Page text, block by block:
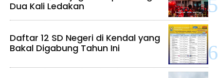
Dua Kali Ledakan
Daftar 12 SD Negeri di Kendal yang
Bakal Digabung Tahun Ini